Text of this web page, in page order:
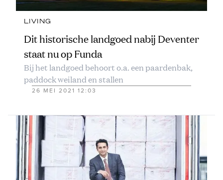
LIVING
Dit historische landgoed nabij Deventer
staat nu op Funda
Bij het landgoed behoort o.a. een paardenbak,
paddock weiland en stallen
26 MEI 2021 12:03